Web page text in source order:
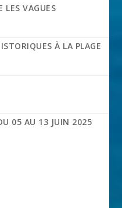
LES VAGUES
À LA PLAGE
05 AU 13 JUIN 2025